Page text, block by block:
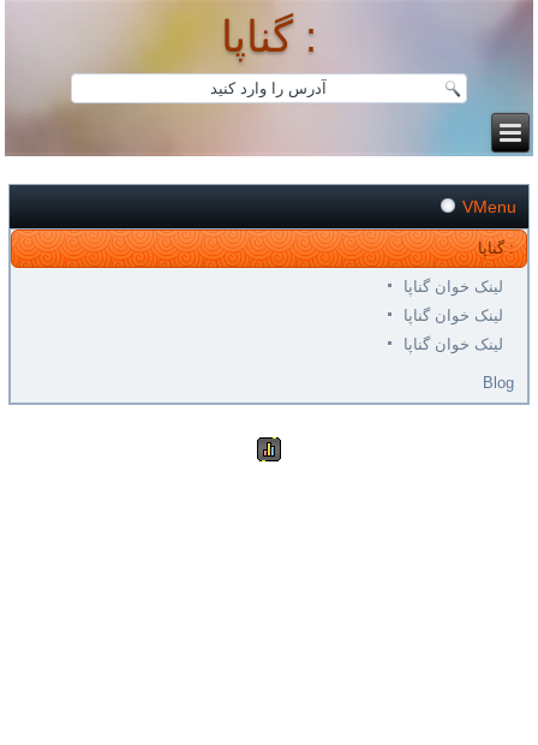
گناپا :
VMenu
گناپا :
لینک خوان گناپا
لینک خوان گناپا
لینک خوان گناپا
Blog